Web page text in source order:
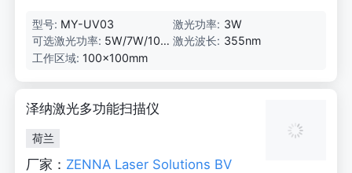
断材料分子链，显著减少材料的机械变形和热
效应变形。主要用于高精度打标和雕刻，特别
适用于食品、药品包装材料标记、微孔加工、
型号: MY-UV03 激光功率: 3W
可选激光功率: 5W/7W/10
W
激光波长: 355nm
工作区域: 100×100mm
泽纳激光多功能扫描仪
荷兰
厂家： ZENNA Laser Solutions BV